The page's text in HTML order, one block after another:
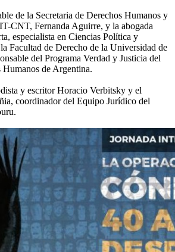
de la Secretaria de Derechos Humanos y
CNT, Fernanda Aguirre, y la abogada
especialista en Ciencias Política y
Facultad de Derecho de la Universidad de
del Programa Verdad y Justicia del
de Argentina.
y escritor Horacio Verbitsky y el
coordinador del Equipo Jurídico del